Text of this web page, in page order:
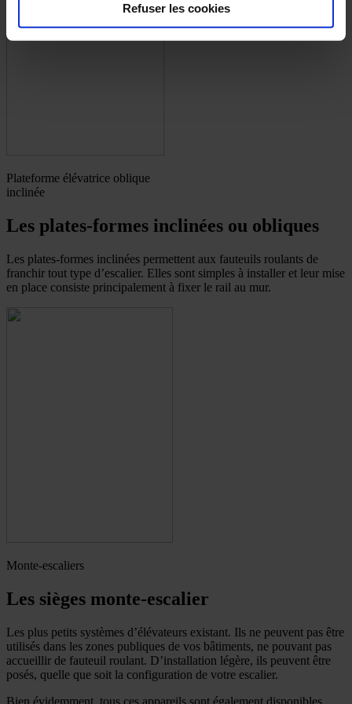
Refuser les cookies
Plateforme élévatrice oblique
inclinée
Les plates-formes inclinées ou obliques
Les plates-formes inclinées permettent aux fauteuils roulants de
franchir tout type d’escalier. Elles sont simples à installer et leur mise
en place consiste principalement à fixer le rail au mur.
Monte-escaliers
Les sièges monte-escalier
Les plus petits systèmes d’élévateurs existant. Ils ne peuvent pas être
utilisés dans les zones publiques de vos bâtiments, ne pouvant pas
accueillir de fauteuil roulant. D’installation légère, ils peuvent être
posés, quelle que soit la configuration de votre escalier.
Bien évidemment, tous ces appareils sont également disponibles